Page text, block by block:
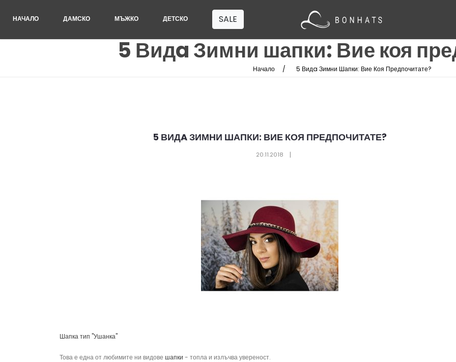
НАЧАЛО ДАМСКО МЪЖКО ДЕТСКО SALE
5 Видa Зимни шапки: Вие коя
Начало 5 Видa Зимни Шапки: Вие Коя Предпочитате?
5 ВИДA ЗИМНИ ШАПКИ: ВИЕ КОЯ ПРЕДПОЧИТАТЕ?
20.11.2018
Шапка тип "Ушанка"
Това е една от любимите ни видове шапки - топла и излъчва увереност.